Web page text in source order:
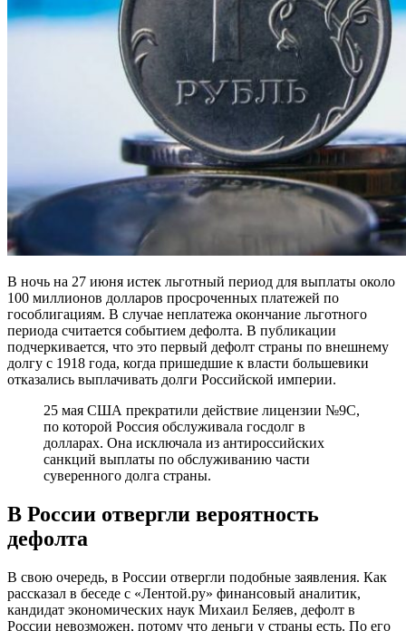
В ночь на 27 июня истек льготный период для выплаты около
100 миллионов долларов просроченных платежей по
гособлигациям. В случае неплатежа окончание льготного
периода считается событием дефолта. В публикации
подчеркивается, что это первый дефолт страны по внешнему
долгу с 1918 года, когда пришедшие к власти большевики
отказались выплачивать долги Российской империи.
25 мая США прекратили действие лицензии №9С,
по которой Россия обслуживала госдолг в
долларах. Она исключала из антироссийских
санкций выплаты по обслуживанию части
суверенного долга страны.
В России отвергли вероятность
дефолта
В свою очередь, в России отвергли подобные заявления. Как
рассказал в беседе с «Лентой.ру» финансовый аналитик,
кандидат экономических наук Михаил Беляев, дефолт в
России невозможен, потому что деньги у страны есть. По его